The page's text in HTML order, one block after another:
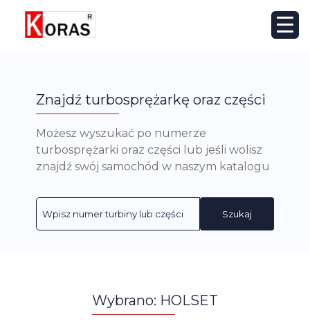
Znajdź turbosprężarkę oraz części
Możesz wyszukać po numerze
turbosprężarki oraz części lub jeśli wolisz
znajdź swój samochód w naszym katalogu
Szukaj
Wybrano: HOLSET